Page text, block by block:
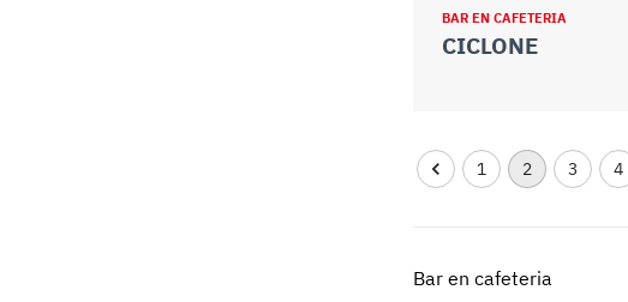
BAR EN CAFETERIA
CICLONE
1 2 3 4
Bar en cafeteria